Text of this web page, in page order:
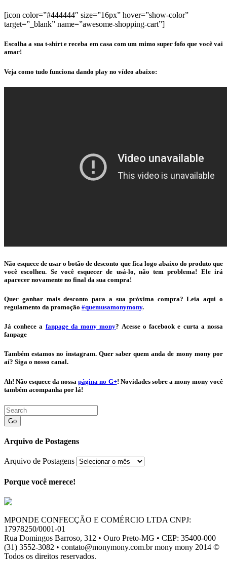
[icon color=”#444444″ size=”16px” hover=”show-color”
target=”_blank” name=”awesome-shopping-cart”]
Escolha a sua t-shirt e receba em casa com um mimo super fofo que você vai
amar!
Veja como tudo funciona dando play no vídeo abaixo:
Não esquece de usar o botão de desconto que fica logo abaixo do produto que
você escolheu. Se você esquecer de usá-lo, não tem problema! Ele irá
aparecer novamente no final da sua compra!
Quer ganhar mais desconto para a sua próxima compra? Leia aqui o
regulamento da promoção #quemusamonymony.
Já conhece a fanpage da mony mony? Acesse o facebook e curta a nossa
fanpage
Também estamos no instagram. Quer saber quem anda de mony mony por
aí? Siga o nosso canal.
Ah! Não esquece da nossapágina no G+! Novidades sobre a mony monyvocê
também acompanha por lá!
Go
Arquivo de Postagens
Arquivo de Postagens
Porque você merece!
MPONDE CONFECÇÃO E COMÉRCIO LTDA CNPJ:
17978250/0001-01
Rua Domingos Barroso, 312 • Ouro Preto-MG • CEP: 35400-000
(31) 3552-3082 • contato@monymony.com.br mony mony 2014 ©
Todos os direitos reservados.